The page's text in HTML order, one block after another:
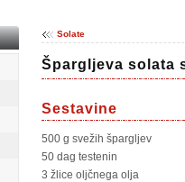
Solate
Špargljeva solata
Sestavine
500 g svežih špargljev
50 dag testenin
3 žlice oljčnega olja